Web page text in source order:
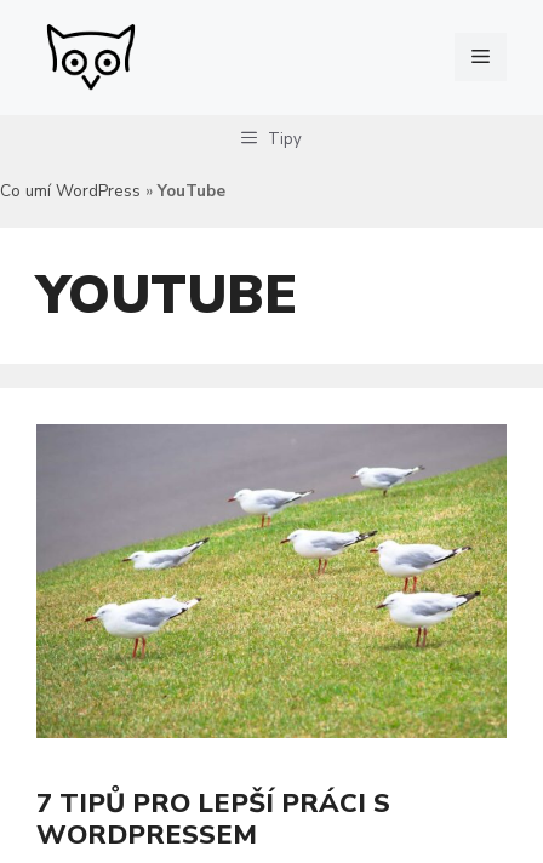
obsah
Menu
Tipy
Co umí WordPress »YouTube
YOUTUBE
7 TIPŮ PRO LEPŠÍ PRÁCI S
WORDPRESSEM